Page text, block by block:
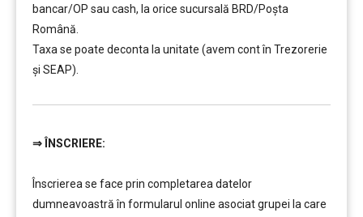
bancar/OP sau cash, la orice sucursală BRD/Poșta
Română.
Taxa se poate deconta la unitate (avem cont în Trezorerie
și SEAP).
⇒ ÎNSCRIERE:
Înscrierea se face prin completarea datelor
dumneavoastră în formularul online asociat grupei la care